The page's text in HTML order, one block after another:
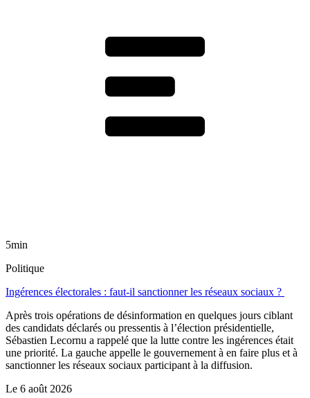
5min
Politique
Ingérences électorales : faut-il sanctionner les réseaux sociaux ?
Après trois opérations de désinformation en quelques jours ciblant
des candidats déclarés ou pressentis à l’élection présidentielle,
Sébastien Lecornu a rappelé que la lutte contre les ingérences était
une priorité. La gauche appelle le gouvernement à en faire plus et à
sanctionner les réseaux sociaux participant à la diffusion.
Le 6 août 2026